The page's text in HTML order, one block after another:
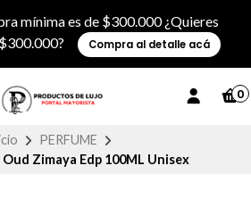
mínima es de $300.000 ¿Quieres
Compra al detalle acá
0
PERFUME
Zimaya Edp 100ML Unisex